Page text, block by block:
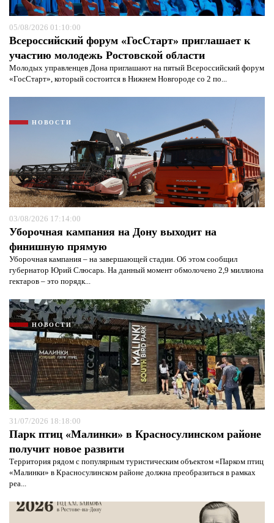
05/08/2026 01:10:00
Всероссийский форум «ГосСтарт» приглашает к
участию молодежь Ростовской области
Молодых управленцев Дона приглашают на пятый Всероссийский форум
«ГосСтарт», который состоится в Нижнем Новгороде со 2 по...
НОВОСТИ
03/08/2026 17:14:00
Уборочная кампания на Дону выходит на
финишную прямую
Уборочная кампания – на завершающей стадии. Об этом сообщил
губернатор Юрий Слюсарь. На данный момент обмолочено 2,9 миллиона
гектаров – это порядк...
НОВОСТИ
31/07/2026 18:18:00
Парк птиц «Малинки» в Красносулинском районе
получит новое развити
Территория рядом с популярным туристическим объектом «Парком птиц
«Малинки» в Красносулинском районе должна преобразиться в рамках
реа...
защиты информации*
Я согласен сполитикой конфиденциальности и
защиты информации*